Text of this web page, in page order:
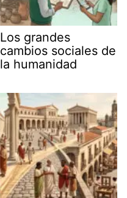
Los grandes
cambios sociales de
la humanidad